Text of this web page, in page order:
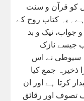
کو قرآن و سنت
یہ کتاب روح کے
جواب، نیک و بد
جیسے نازک
سیوطی نے اس
ذخیرہ جمع کیا
کرتا ہے اور ان
تصوف اور رقائق